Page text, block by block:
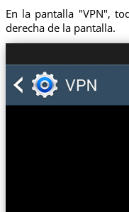
En la pantalla "VPN",
derecha de la pantalla.